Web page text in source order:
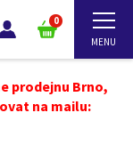
0
prodejnu Brno,
na mailu: